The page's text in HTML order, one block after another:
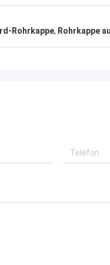
Rohrkappe, Rohrkappe